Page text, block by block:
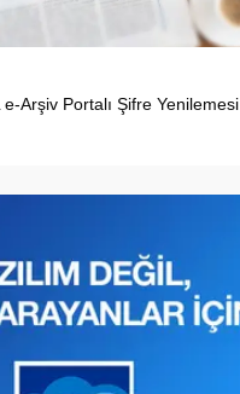
Arşiv Portalı Şifre Yenilemesi